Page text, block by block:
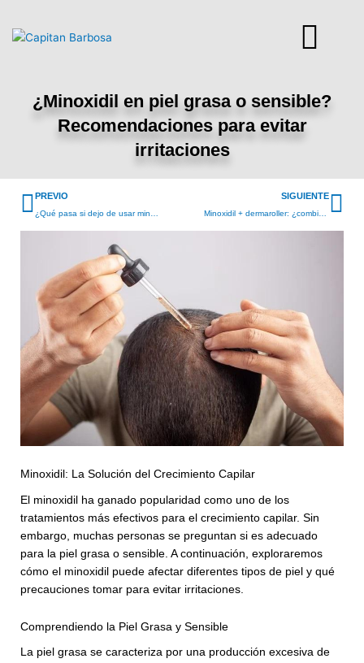
contenido
¿Minoxidil en piel grasa o sensible?
Recomendaciones para evitar
irritaciones
Prev
PREVIO SIGUIENTE
Minoxidil: La Solución del Crecimiento Capilar
El minoxidil ha ganado popularidad como uno de los
tratamientos más efectivos para el crecimiento capilar. Sin
embargo, muchas personas se preguntan si es adecuado
para la piel grasa o sensible. A continuación, exploraremos
cómo el minoxidil puede afectar diferentes tipos de piel y qué
precauciones tomar para evitar irritaciones.
Comprendiendo la Piel Grasa y Sensible
La piel grasa se caracteriza por una producción excesiva de